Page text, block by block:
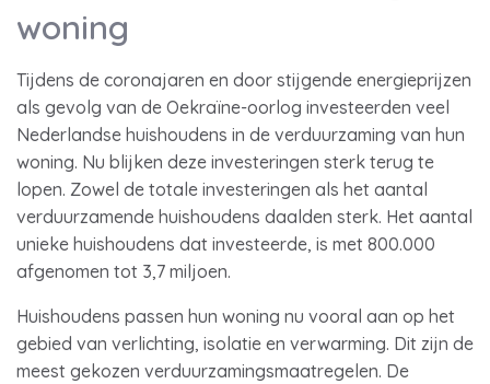
woning
Tijdens de coronajaren en door stijgende energieprijzen
als gevolg van de Oekraïne-oorlog investeerden veel
Nederlandse huishoudens in de verduurzaming van hun
woning. Nu blijken deze investeringen sterk terug te
lopen. Zowel de totale investeringen als het aantal
verduurzamende huishoudens daalden sterk. Het aantal
unieke huishoudens dat investeerde, is met 800.000
afgenomen tot 3,7 miljoen.
Huishoudens passen hun woning nu vooral aan op het
gebied van verlichting, isolatie en verwarming. Dit zijn de
meest gekozen verduurzamingsmaatregelen. De